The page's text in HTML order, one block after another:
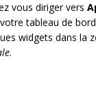
vous diriger vers
tableau de
widgets dans la
.